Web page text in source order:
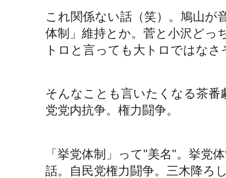
これ関係ない話（笑）。鳩山が
体制」維持とか。菅と小沢どっ
トロと言っても大トロではな
そんなことも言いたくなる茶番
党党内抗争。権力闘争。
「挙党体制」って"美名"。挙党
話。自民党権力闘争。三木降ろ